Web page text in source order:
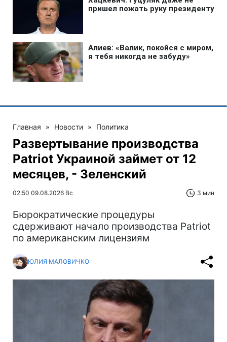
Главная » Новости » Политика
Развертывание производства
Patriot Украиной займет от 12
месяцев, - Зеленский
02:50 09.08.2026 Вс 3 мин
Бюрократические процедуры
сдерживают начало производства Patriot
по американским лицензиям
ЮЛИЯ МАЛОВИЧКО